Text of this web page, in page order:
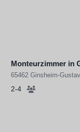
Monteurzimmer in
65462 Ginsheim-
2-4